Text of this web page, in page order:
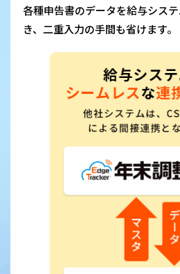
各種申告書のデータを給与シス
き、二重入力の手間も省けます。